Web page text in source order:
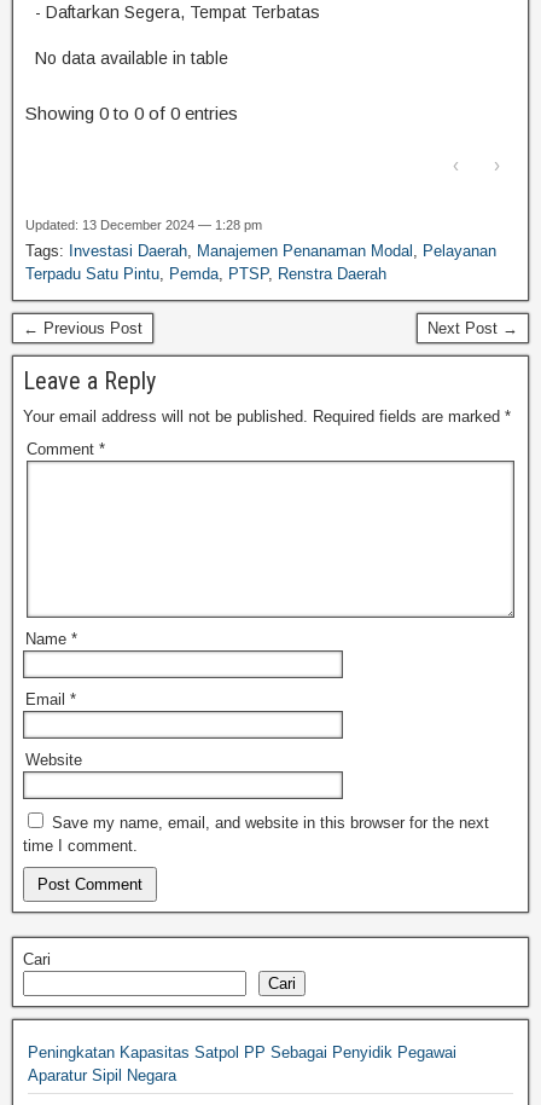
- Daftarkan Segera, Tempat Terbatas
No data available in table
Showing 0 to 0 of 0 entries
‹ ›
Updated: 13 December 2024 — 1:28 pm
Tags: Investasi Daerah, Manajemen Penanaman Modal , Pelayanan
Terpadu Satu Pintu, Pemda, PTSP, Renstra Daerah
← Previous Post Next Post →
Leave a Reply
Your email address will not be published. Required fields are marked *
Comment *
Name *
Email *
Website
Save my name, email, and website in this browser for the next
time I comment.
Cari
Cari
Peningkatan Kapasitas Satpol PP Sebagai Penyidik Pegawai
Aparatur Sipil Negara